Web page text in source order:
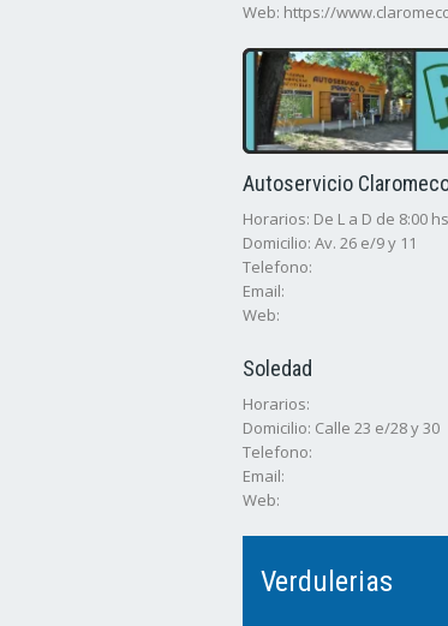
Web: https://
Autoservicio
Horarios: De L a D de 8:00
Domicilio: Av. 26 e/9 y 11
Telefono:
Email:
Web:
Soledad
Horarios:
Domicilio: Calle 23 e/28 y 30
Telefono:
Email:
Web:
Verdulerias